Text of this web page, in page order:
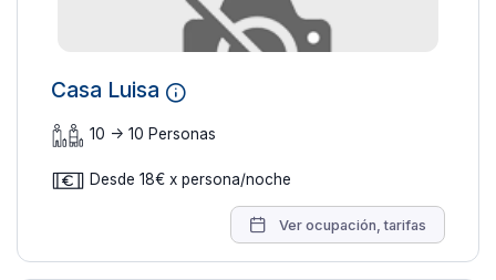
13 fotos
Casa Luisa
10 -> 10 Personas
Desde 18€ x persona/noche
Ver ocupación, tarifas